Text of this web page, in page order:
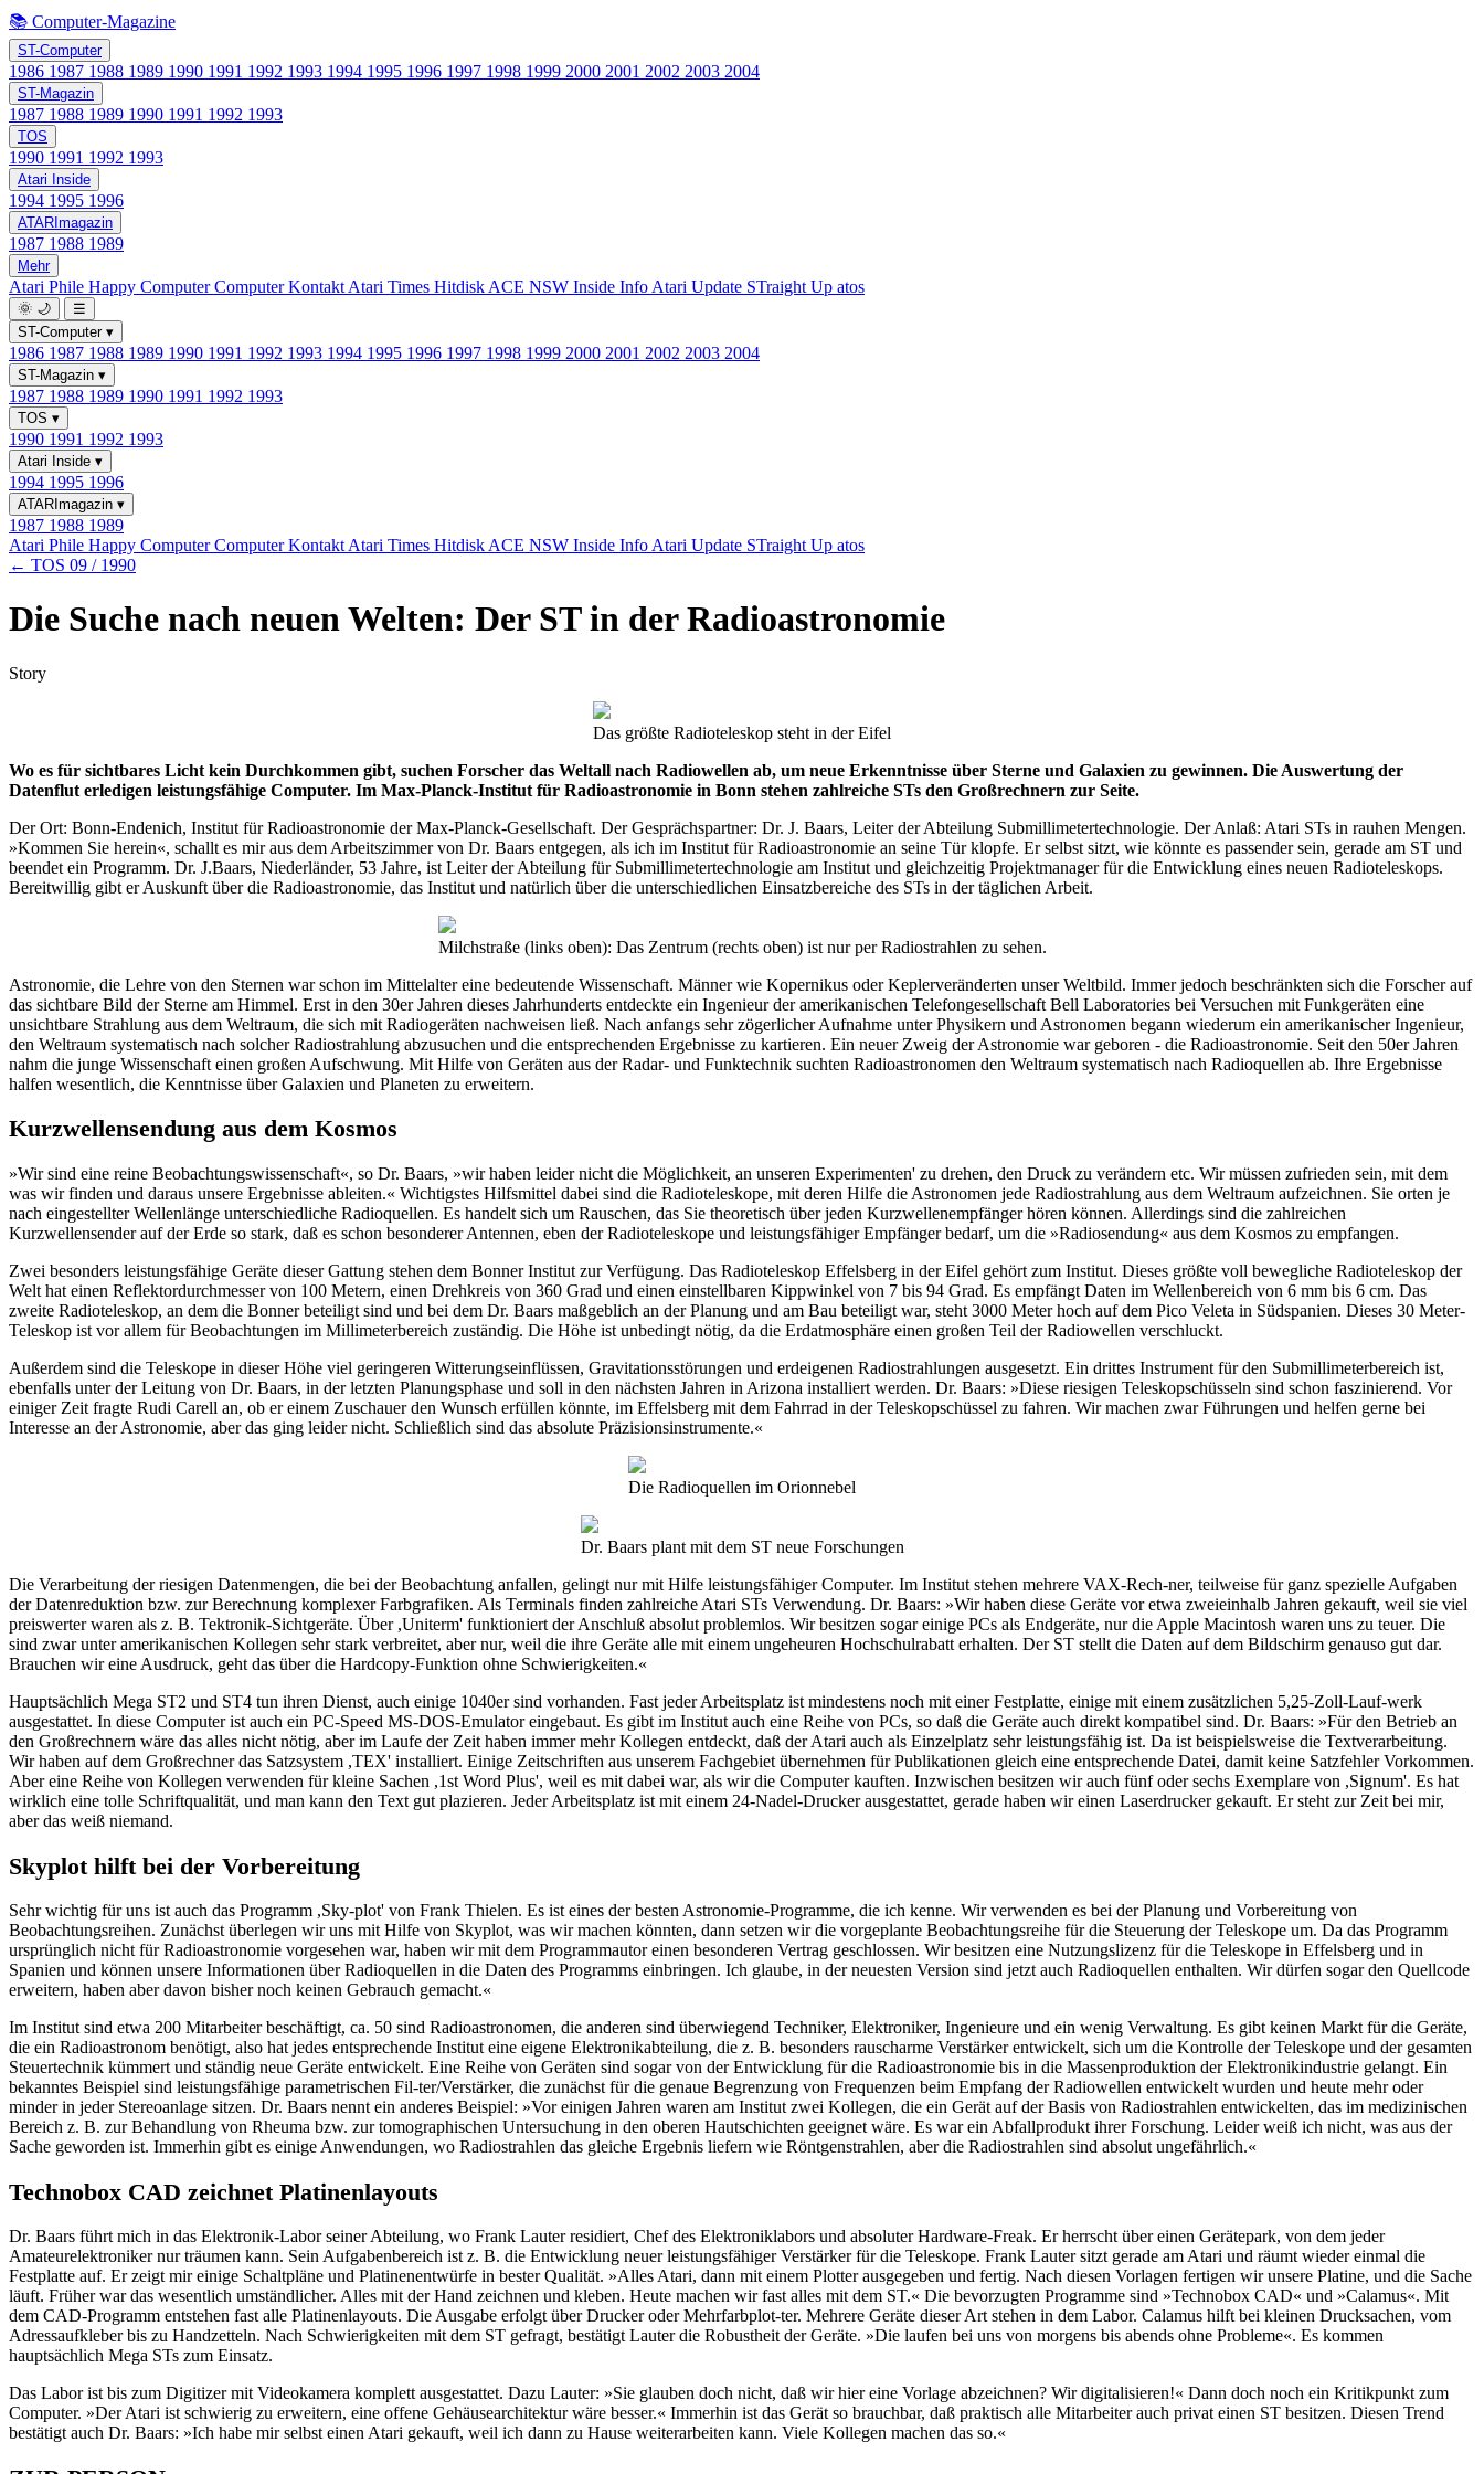
📚 Computer-Magazine
ST-Computer
1986 1987 1988 1989 1990 1991 1992 1993 1994 1995 1996 1997 1998 1999 2000 2001 2002 2003 2004
ST-Magazin
1987 1988 1989 1990 1991 1992 1993
TOS
1990 1991 1992 1993
Atari Inside
1994 1995 1996
ATARImagazin
1987 1988 1989
Mehr
Atari Phile Happy ComputerComputer Kontakt Atari Times Hitdisk ACE NSW Inside Info Atari Update STraight Up atos
🌞 🌙
☰
ST-Computer ▾
1986 1987 1988 1989 1990 1991 1992 1993 1994 1995 1996 1997 1998 1999 2000 2001 2002 2003 2004
ST-Magazin ▾
1987 1988 1989 1990 1991 1992 1993
TOS ▾
1990 1991 1992 1993
Atari Inside ▾
1994 1995 1996
ATARImagazin ▾
1987 1988 1989
Atari Phile Happy ComputerComputer Kontakt Atari Times Hitdisk ACE NSW Inside Info Atari Update STraight Up atos
← TOS 09 / 1990
Die Suche nach neuen Welten: Der ST in der Radioastronomie
Story
Das größte Radioteleskop steht in der Eifel
Wo es für sichtbares Licht kein Durchkommen gibt, suchen Forscher das Weltall nach Radiowellen ab, um neue Erkenntnisse über Sterne und Galaxien zu gewinnen. Die Auswertung der
Datenflut erledigen leistungsfähige Computer. Im Max-Planck-Institut für Radioastronomie in Bonn stehen zahlreiche STs den Großrechnern zur Seite.
Der Ort: Bonn-Endenich, Institut für Radioastronomie der Max-Planck-Gesellschaft. Der Gesprächspartner: Dr. J. Baars, Leiter der Abteilung Submillimetertechnologie. Der Anlaß: Atari STs in rauhen Mengen.
»Kommen Sie herein«, schallt es mir aus dem Arbeitszimmer von Dr. Baars entgegen, als ich im Institut für Radioastronomie an seine Tür klopfe. Er selbst sitzt, wie könnte es passender sein, gerade am ST und
beendet ein Programm. Dr. J.Baars, Niederländer, 53 Jahre, ist Leiter der Abteilung für Submillimetertechnologie am Institut und gleichzeitig Projektmanager für die Entwicklung eines neuen Radioteleskops.
Bereitwillig gibt er Auskunft über die Radioastronomie, das Institut und natürlich über die unterschiedlichen Einsatzbereiche des STs in der täglichen Arbeit.
Milchstraße (links oben): Das Zentrum (rechts oben) ist nur per Radiostrahlen zu sehen.
Astronomie, die Lehre von den Sternen war schon im Mittelalter eine bedeutende Wissenschaft. Männer wie Kopernikus oder Keplerveränderten unser Weltbild. Immer jedoch beschränkten sich die Forscher auf
das sichtbare Bild der Sterne am Himmel. Erst in den 30er Jahren dieses Jahrhunderts entdeckte ein Ingenieur der amerikanischen Telefongesellschaft Bell Laboratories bei Versuchen mit Funkgeräten eine
unsichtbare Strahlung aus dem Weltraum, die sich mit Radiogeräten nachweisen ließ. Nach anfangs sehr zögerlicher Aufnahme unter Physikern und Astronomen begann wiederum ein amerikanischer Ingenieur,
den Weltraum systematisch nach solcher Radiostrahlung abzusuchen und die entsprechenden Ergebnisse zu kartieren. Ein neuer Zweig der Astronomie war geboren - die Radioastronomie. Seit den 50er Jahren
nahm die junge Wissenschaft einen großen Aufschwung. Mit Hilfe von Geräten aus der Radar- und Funktechnik suchten Radioastronomen den Weltraum systematisch nach Radioquellen ab. Ihre Ergebnisse
halfen wesentlich, die Kenntnisse über Galaxien und Planeten zu erweitern.
Kurzwellensendung aus dem Kosmos
»Wir sind eine reine Beobachtungswissenschaft«, so Dr. Baars, »wir haben leider nicht die Möglichkeit, an unseren Experimenten' zu drehen, den Druck zu verändern etc. Wir müssen zufrieden sein, mit dem
was wir finden und daraus unsere Ergebnisse ableiten.« Wichtigstes Hilfsmittel dabei sind die Radioteleskope, mit deren Hilfe die Astronomen jede Radiostrahlung aus dem Weltraum aufzeichnen. Sie orten je
nach eingestellter Wellenlänge unterschiedliche Radioquellen. Es handelt sich um Rauschen, das Sie theoretisch über jeden Kurzwellenempfänger hören können. Allerdings sind die zahlreichen
Kurzwellensender auf der Erde so stark, daß es schon besonderer Antennen, eben der Radioteleskope und leistungsfähiger Empfänger bedarf, um die »Radiosendung« aus dem Kosmos zu empfangen.
Zwei besonders leistungsfähige Geräte dieser Gattung stehen dem Bonner Institut zur Verfügung. Das Radioteleskop Effelsberg in der Eifel gehört zum Institut. Dieses größte voll bewegliche Radioteleskop der
Welt hat einen Reflektordurchmesser von 100 Metern, einen Drehkreis von 360 Grad und einen einstellbaren Kippwinkel von 7 bis 94 Grad. Es empfängt Daten im Wellenbereich von 6 mm bis 6 cm. Das
zweite Radioteleskop, an dem die Bonner beteiligt sind und bei dem Dr. Baars maßgeblich an der Planung und am Bau beteiligt war, steht 3000 Meter hoch auf dem Pico Veleta in Südspanien. Dieses 30 Meter-
Teleskop ist vor allem für Beobachtungen im Millimeterbereich zuständig. Die Höhe ist unbedingt nötig, da die Erdatmosphäre einen großen Teil der Radiowellen verschluckt.
Außerdem sind die Teleskope in dieser Höhe viel geringeren Witterungseinflüssen, Gravitationsstörungen und erdeigenen Radiostrahlungen ausgesetzt. Ein drittes Instrument für den Submillimeterbereich ist,
ebenfalls unter der Leitung von Dr. Baars, in der letzten Planungsphase und soll in den nächsten Jahren in Arizona installiert werden. Dr. Baars: »Diese riesigen Teleskopschüsseln sind schon faszinierend. Vor
einiger Zeit fragte Rudi Carell an, ob er einem Zuschauer den Wunsch erfüllen könnte, im Effelsberg mit dem Fahrrad in der Teleskopschüssel zu fahren. Wir machen zwar Führungen und helfen gerne bei
Interesse an der Astronomie, aber das ging leider nicht. Schließlich sind das absolute Präzisionsinstrumente.«
Die Radioquellen im Orionnebel
Dr. Baars plant mit dem ST neue Forschungen
Die Verarbeitung der riesigen Datenmengen, die bei der Beobachtung anfallen, gelingt nur mit Hilfe leistungsfähiger Computer. Im Institut stehen mehrere VAX-Rech-ner, teilweise für ganz spezielle Aufgaben
der Datenreduktion bzw. zur Berechnung komplexer Farbgrafiken. Als Terminals finden zahlreiche Atari STs Verwendung. Dr. Baars: »Wir haben diese Geräte vor etwa zweieinhalb Jahren gekauft, weil sie viel
preiswerter waren als z. B. Tektronik-Sichtgeräte. Über ,Uniterm' funktioniert der Anschluß absolut problemlos. Wir besitzen sogar einige PCs als Endgeräte, nur die Apple Macintosh waren uns zu teuer. Die
sind zwar unter amerikanischen Kollegen sehr stark verbreitet, aber nur, weil die ihre Geräte alle mit einem ungeheuren Hochschulrabatt erhalten. Der ST stellt die Daten auf dem Bildschirm genauso gut dar.
Brauchen wir eine Ausdruck, geht das über die Hardcopy-Funktion ohne Schwierigkeiten.«
Hauptsächlich Mega ST2 und ST4 tun ihren Dienst, auch einige 1040er sind vorhanden. Fast jeder Arbeitsplatz ist mindestens noch mit einer Festplatte, einige mit einem zusätzlichen 5,25-Zoll-Lauf-werk
ausgestattet. In diese Computer ist auch ein PC-Speed MS-DOS-Emulator eingebaut. Es gibt im Institut auch eine Reihe von PCs, so daß die Geräte auch direkt kompatibel sind. Dr. Baars: »Für den Betrieb an
den Großrechnern wäre das alles nicht nötig, aber im Laufe der Zeit haben immer mehr Kollegen entdeckt, daß der Atari auch als Einzelplatz sehr leistungsfähig ist. Da ist beispielsweise die Textverarbeitung.
Wir haben auf dem Großrechner das Satzsystem ,TEX' installiert. Einige Zeitschriften aus unserem Fachgebiet übernehmen für Publikationen gleich eine entsprechende Datei, damit keine Satzfehler Vorkommen.
Aber eine Reihe von Kollegen verwenden für kleine Sachen ,1st Word Plus', weil es mit dabei war, als wir die Computer kauften. Inzwischen besitzen wir auch fünf oder sechs Exemplare von ,Signum'. Es hat
wirklich eine tolle Schriftqualität, und man kann den Text gut plazieren. Jeder Arbeitsplatz ist mit einem 24-Nadel-Drucker ausgestattet, gerade haben wir einen Laserdrucker gekauft. Er steht zur Zeit bei mir,
aber das weiß niemand.
Skyplot hilft bei der Vorbereitung
Sehr wichtig für uns ist auch das Programm ,Sky-plot' von Frank Thielen. Es ist eines der besten Astronomie-Programme, die ich kenne. Wir verwenden es bei der Planung und Vorbereitung von
Beobachtungsreihen. Zunächst überlegen wir uns mit Hilfe von Skyplot, was wir machen könnten, dann setzen wir die vorgeplante Beobachtungsreihe für die Steuerung der Teleskope um. Da das Programm
ursprünglich nicht für Radioastronomie vorgesehen war, haben wir mit dem Programmautor einen besonderen Vertrag geschlossen. Wir besitzen eine Nutzungslizenz für die Teleskope in Effelsberg und in
Spanien und können unsere Informationen über Radioquellen in die Daten des Programms einbringen. Ich glaube, in der neuesten Version sind jetzt auch Radioquellen enthalten. Wir dürfen sogar den Quellcode
erweitern, haben aber davon bisher noch keinen Gebrauch gemacht.«
Im Institut sind etwa 200 Mitarbeiter beschäftigt, ca. 50 sind Radioastronomen, die anderen sind überwiegend Techniker, Elektroniker, Ingenieure und ein wenig Verwaltung. Es gibt keinen Markt für die Geräte,
die ein Radioastronom benötigt, also hat jedes entsprechende Institut eine eigene Elektronikabteilung, die z. B. besonders rauscharme Verstärker entwickelt, sich um die Kontrolle der Teleskope und der gesamten
Steuertechnik kümmert und ständig neue Geräte entwickelt. Eine Reihe von Geräten sind sogar von der Entwicklung für die Radioastronomie bis in die Massenproduktion der Elektronikindustrie gelangt. Ein
bekanntes Beispiel sind leistungsfähige parametrischen Fil-ter/Verstärker, die zunächst für die genaue Begrenzung von Frequenzen beim Empfang der Radiowellen entwickelt wurden und heute mehr oder
minder in jeder Stereoanlage sitzen. Dr. Baars nennt ein anderes Beispiel: »Vor einigen Jahren waren am Institut zwei Kollegen, die ein Gerät auf der Basis von Radiostrahlen entwickelten, das im medizinischen
Bereich z. B. zur Behandlung von Rheuma bzw. zur tomographischen Untersuchung in den oberen Hautschichten geeignet wäre. Es war ein Abfallprodukt ihrer Forschung. Leider weiß ich nicht, was aus der
Sache geworden ist. Immerhin gibt es einige Anwendungen, wo Radiostrahlen das gleiche Ergebnis liefern wie Röntgenstrahlen, aber die Radiostrahlen sind absolut ungefährlich.«
Technobox CAD zeichnet Platinenlayouts
Dr. Baars führt mich in das Elektronik-Labor seiner Abteilung, wo Frank Lauter residiert, Chef des Elektroniklabors und absoluter Hardware-Freak. Er herrscht über einen Gerätepark, von dem jeder
Amateurelektroniker nur träumen kann. Sein Aufgabenbereich ist z. B. die Entwicklung neuer leistungsfähiger Verstärker für die Teleskope. Frank Lauter sitzt gerade am Atari und räumt wieder einmal die
Festplatte auf. Er zeigt mir einige Schaltpläne und Platinenentwürfe in bester Qualität. »Alles Atari, dann mit einem Plotter ausgegeben und fertig. Nach diesen Vorlagen fertigen wir unsere Platine, und die Sache
läuft. Früher war das wesentlich umständlicher. Alles mit der Hand zeichnen und kleben. Heute machen wir fast alles mit dem ST.« Die bevorzugten Programme sind »Technobox CAD« und »Calamus«. Mit
dem CAD-Programm entstehen fast alle Platinenlayouts. Die Ausgabe erfolgt über Drucker oder Mehrfarbplot-ter. Mehrere Geräte dieser Art stehen in dem Labor. Calamus hilft bei kleinen Drucksachen, vom
Adressaufkleber bis zu Handzetteln. Nach Schwierigkeiten mit dem ST gefragt, bestätigt Lauter die Robustheit der Geräte. »Die laufen bei uns von morgens bis abends ohne Probleme«. Es kommen
hauptsächlich Mega STs zum Einsatz.
Das Labor ist bis zum Digitizer mit Videokamera komplett ausgestattet. Dazu Lauter: »Sie glauben doch nicht, daß wir hier eine Vorlage abzeichnen? Wir digitalisieren!« Dann doch noch ein Kritikpunkt zum
Computer. »Der Atari ist schwierig zu erweitern, eine offene Gehäusearchitektur wäre besser.« Immerhin ist das Gerät so brauchbar, daß praktisch alle Mitarbeiter auch privat einen ST besitzen. Diesen Trend
bestätigt auch Dr. Baars: »Ich habe mir selbst einen Atari gekauft, weil ich dann zu Hause weiterarbeiten kann. Viele Kollegen machen das so.«